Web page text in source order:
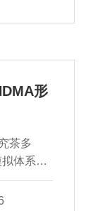
单独添加
品的质
L时， 其
的亮度
形
茶多
体系中
，
因素的